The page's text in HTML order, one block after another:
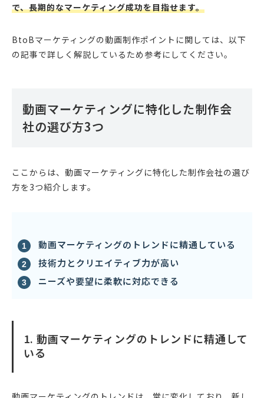
で、長期的なマーケティング成功を目指せます。
BtoBマーケティングの動画制作ポイントに関しては、以下
の記事で詳しく解説しているため参考にしてください。
動画マーケティングに特化した制作会
社の選び方3つ
ここからは、動画マーケティングに特化した制作会社の選び
方を3つ紹介します。
動画マーケティングのトレンドに精通している
技術力とクリエイティブ力が高い
ニーズや要望に柔軟に対応できる
1. 動画マーケティングのトレンドに精通して
いる